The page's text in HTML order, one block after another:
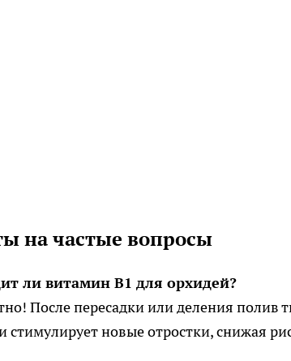
на частые вопросы
ли витамин B1 для орхидей?
После пересадки или деления
стимулирует новые отростки, снижая